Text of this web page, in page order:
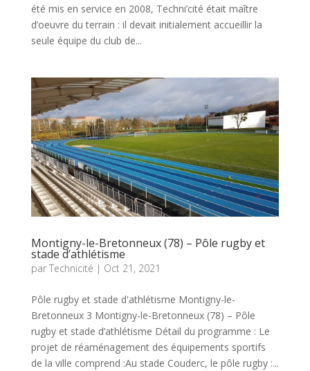
été mis en service en 2008, Techni’cité était maître
d’oeuvre du terrain : il devait initialement accueillir la
seule équipe du club de...
Montigny-le-Bretonneux (78) – Pôle rugby et
stade d’athlétisme
par Technicité | Oct 21, 2021
Pôle rugby et stade d'athlétisme Montigny-le-
Bretonneux 3 Montigny-le-Bretonneux (78) – Pôle
rugby et stade d’athlétisme Détail du programme : Le
projet de réaménagement des équipements sportifs
de la ville comprend :Au stade Couderc, le pôle rugby :...